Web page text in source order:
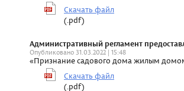
Скачать файл
(.pdf)
Административный регламент
Опубликовано 31.03.2022 | 15:48
«Признание садового дома жилым
Скачать файл
(.pdf)